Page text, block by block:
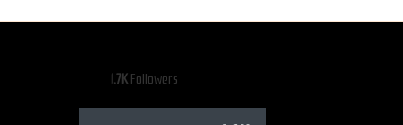
1.7KFollowers